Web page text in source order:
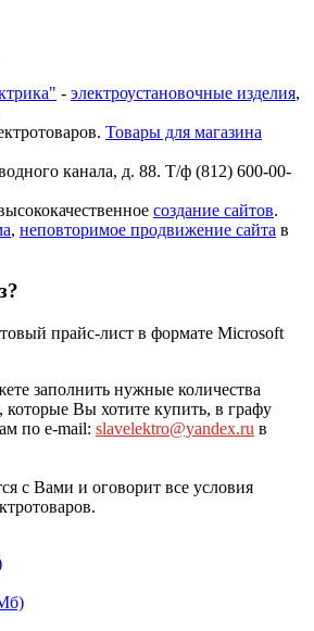
- электроустановочные изделия,
Товары для магазина
канала, д. 88. Т/ф (812) 600-00-
создание сайтов.
, неповторимое продвижение сайта в
прайс-лист в формате Microsoft
заполнить нужные количества
которые Вы хотите купить, в графу
по e-mail: slavelektro@yandex.ru в
с Вами и оговорит все условия